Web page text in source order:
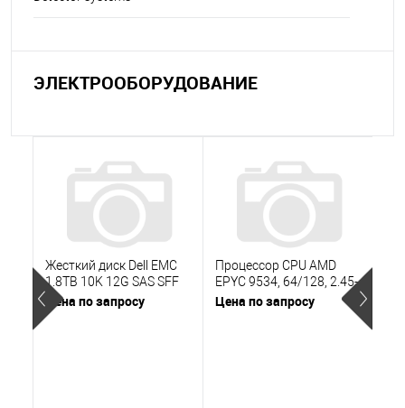
ЭЛЕКТРООБОРУДОВАНИЕ
Жесткий диск Dell EMC
1.8TB 10K 12G SAS SFF
2.5" HDD for Unity XT
(005053155)
Цена по запросу
Процессор CPU AMD
EPYC 9534, 64/128, 2.45-
3.55-3.7, 256MB, 280W, 1
Цена по запросу